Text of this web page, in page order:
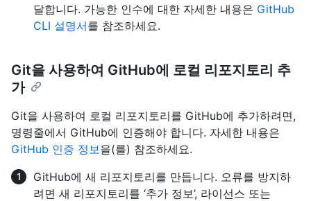
달합니다. 가능한 인수에 대한 자세한 내용은 GitHub
CLI 설명서를 참조하세요.
Git을 사용하여 GitHub에 로컬 리포지토리 추
가
Git을 사용하여 로컬 리포지토리를 GitHub에 추가하려면,
명령줄에서 GitHub에 인증해야 합니다. 자세한 내용은
GitHub 인증 정보 을(를) 참조하세요.
GitHub에 새 리포지토리를 만듭니다. 오류를 방지하
려면 새 리포지토리를 ‘추가 정보’, 라이선스 또는